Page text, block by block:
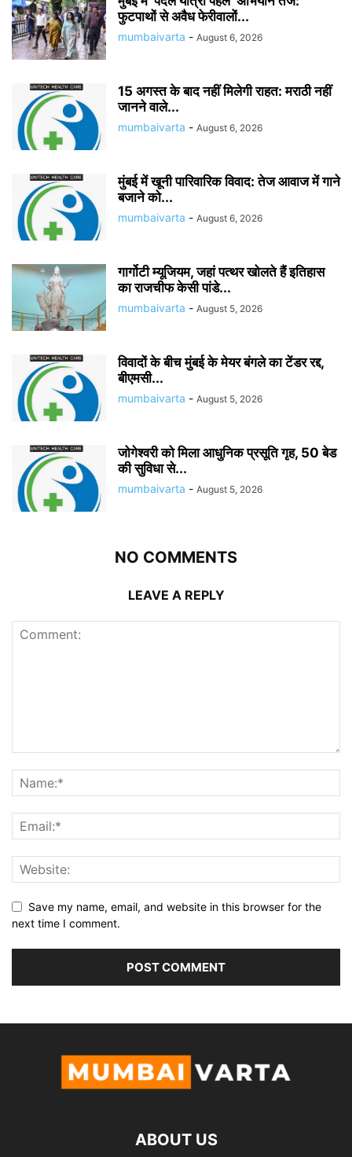
फुटपाथों से अवैध फेरीवालों...
mumbaivarta - August 6, 2026
15 अगस्त के बाद नहीं मिलेगी राहत: मराठी नहीं
जानने वाले...
mumbaivarta - August 6, 2026
मुंबई में खूनी पारिवारिक विवाद: तेज आवाज में गाने
बजाने को...
mumbaivarta - August 6, 2026
गार्गोटी म्यूजियम, जहां पत्थर खोलते हैं इतिहास
का राजचीफ केसी पांडे...
mumbaivarta - August 5, 2026
विवादों के बीच मुंबई के मेयर बंगले का टेंडर रद्द,
बीएमसी...
mumbaivarta - August 5, 2026
जोगेश्वरी को मिला आधुनिक प्रसूति गृह, 50 बेड
की सुविधा से...
mumbaivarta - August 5, 2026
NO COMMENTS
LEAVE A REPLY
Save my name, email, and website in this browser for the
next time I comment.
ABOUT US